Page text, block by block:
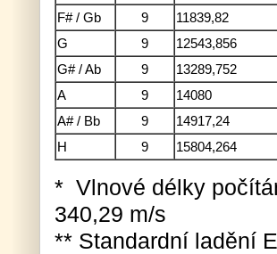
F# / Gb
9 11839,82
G
9 12543,856
G# / Ab
9 13289,752
A
9 14080
A# / Bb
9 14917,24
H
9 15804,264
* Vlnové délky
340,29 m/s
** Standardní ladění